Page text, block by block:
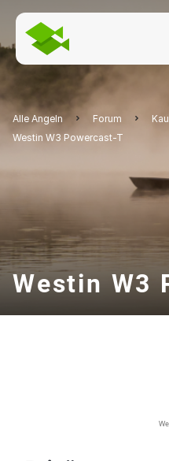
Alle Angeln Forum
Westin W3 Powercast-T
Westin W3